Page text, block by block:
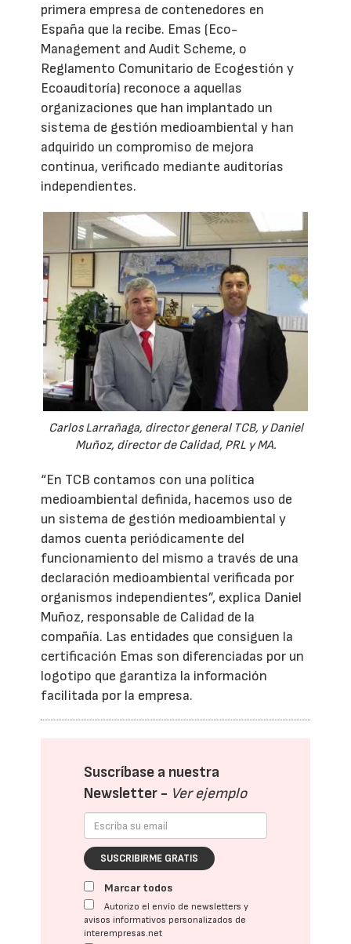
primera empresa de contenedores en
España que la recibe. Emas (Eco-
Management and Audit Scheme, o
Reglamento Comunitario de Ecogestión y
Ecoauditoría) reconoce a aquellas
organizaciones que han implantado un
sistema de gestión medioambiental y han
adquirido un compromiso de mejora
continua, verificado mediante auditorías
independientes.
Carlos Larrañaga, director general TCB, y Daniel
Muñoz, director de Calidad, PRL y MA.
“En TCB contamos con una política
medioambiental definida, hacemos uso de
un sistema de gestión medioambiental y
damos cuenta periódicamente del
funcionamiento del mismo a través de una
declaración medioambiental verificada por
organismos independientes”, explica Daniel
Muñoz, responsable de Calidad de la
compañía. Las entidades que consiguen la
certificación Emas son diferenciadas por un
logotipo que garantiza la información
facilitada por la empresa.
Suscríbase a nuestra
Newsletter - Ver ejemplo
SUSCRIBIRME GRATIS
Marcar todos
Autorizo el envío de newsletters y
avisos informativos personalizados de
interempresas.net